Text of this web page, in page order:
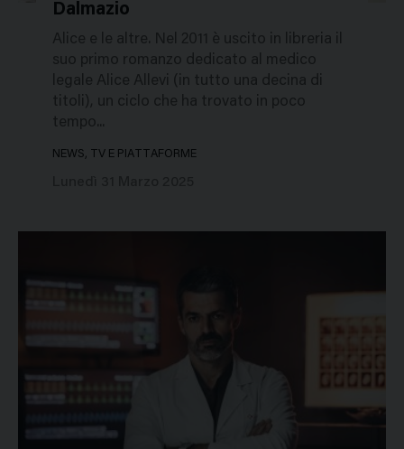
Dalmazio
Alice e le altre. Nel 2011 è uscito in libreria il
suo primo romanzo dedicato al medico
legale Alice Allevi (in tutto una decina di
titoli), un ciclo che ha trovato in poco
tempo...
NEWS, TV E PIATTAFORME